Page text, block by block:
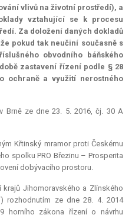
vlivů na životní prostředí), a
vztahující se k procesu
Za doložení daných dokladů
pokud tak neučiní současně s
obvodního báňského
zastavení řízení podle § 28
ochraně a využití nerostného
Brně ze dne 23. 5. 2016, čj. 30 A
Křtinský mramor proti Českému
spolku PRO Březinu – Prosperita
dobývacího prostoru.
Jihomoravského a Zlínského
rozhodnutím ze dne 28. 4. 2014
zákona řízení o návrhu